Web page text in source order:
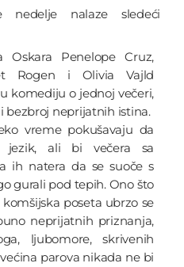
nalaze sledeći
Oskara Penelope Cruz,
Rogen i Olivia Vajld
komediju o jednoj večeri,
bezbroj neprijatnih istina.
vreme pokušavaju da
jezik, ali bi večera sa
ih natera da se suoče s
gurali pod tepih. Ono što
poseta ubrzo se
neprijatnih priznanja,
ljubomore, skrivenih
parova nikada ne bi